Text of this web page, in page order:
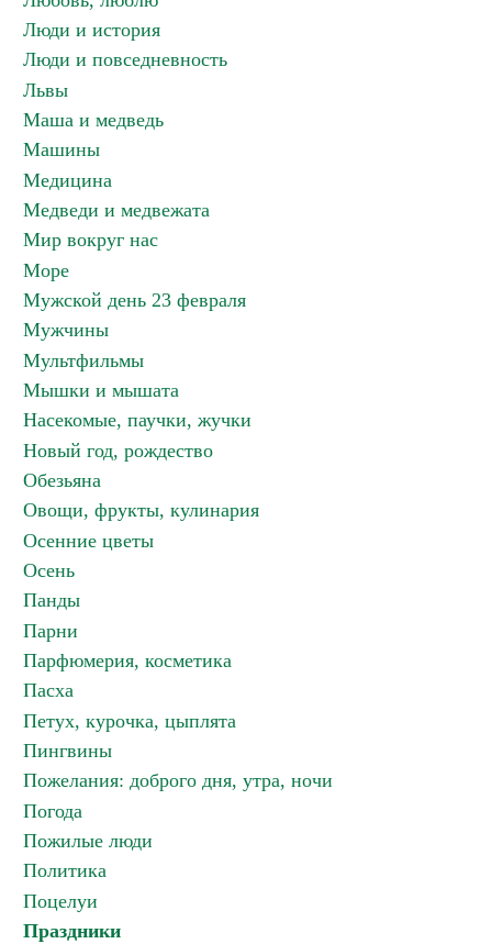
Люди и история
Люди и повседневность
Львы
Маша и медведь
Машины
Медицина
Медведи и медвежата
Мир вокруг нас
Море
Мужской день 23 февраля
Мужчины
Мультфильмы
Мышки и мышата
Насекомые, паучки, жучки
Новый год, рождество
Обезьяна
Овощи, фрукты, кулинария
Осенние цветы
Осень
Панды
Парни
Парфюмерия, косметика
Пасха
Петух, курочка, цыплята
Пингвины
Пожелания: доброго дня, утра, ночи
Погода
Пожилые люди
Политика
Поцелуи
Праздники